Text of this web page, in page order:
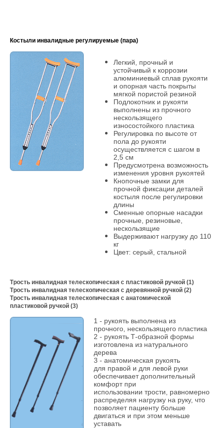
Костыли инвалидные регулируемые (пара)
Легкий, прочный и
устойчивый к коррозии
алюминиевый сплав рукояти
и опорная часть покрыты
мягкой пористой резиной
Подлокотник и рукояти
выполнены из прочного
нескользящего
износостойкого пластика
Регулировка по высоте от
пола до рукояти
осуществляется с шагом в
2,5 см
Предусмотрена возможность
изменения уровня рукоятей
Кнопочные замки для
прочной фиксации деталей
костыля после регулировки
длины
Сменные опорные насадки
прочные, резиновые,
нескользящие
Выдерживают нагрузку до 110
кг
Цвет: серый, стальной
Трость инвалидная телескопическая с пластиковой ручкой (1)
Трость инвалидная телескопическая с деревянной ручкой (2)
Трость инвалидная телескопическая с анатомической
пластиковой ручкой (3)
1 - рукоять выполнена из
прочного, нескользящего пластика
2 - рукоять Т-образной формы
изготовлена из натурального
дерева
3 - анатомическая рукоять
для правой и для левой руки
обеспечивает дополнительный
комфорт при
использовании трости, равномерно
распределяя нагрузку на руку, что
позволяет пациенту больше
двигаться и при этом меньше
уставать